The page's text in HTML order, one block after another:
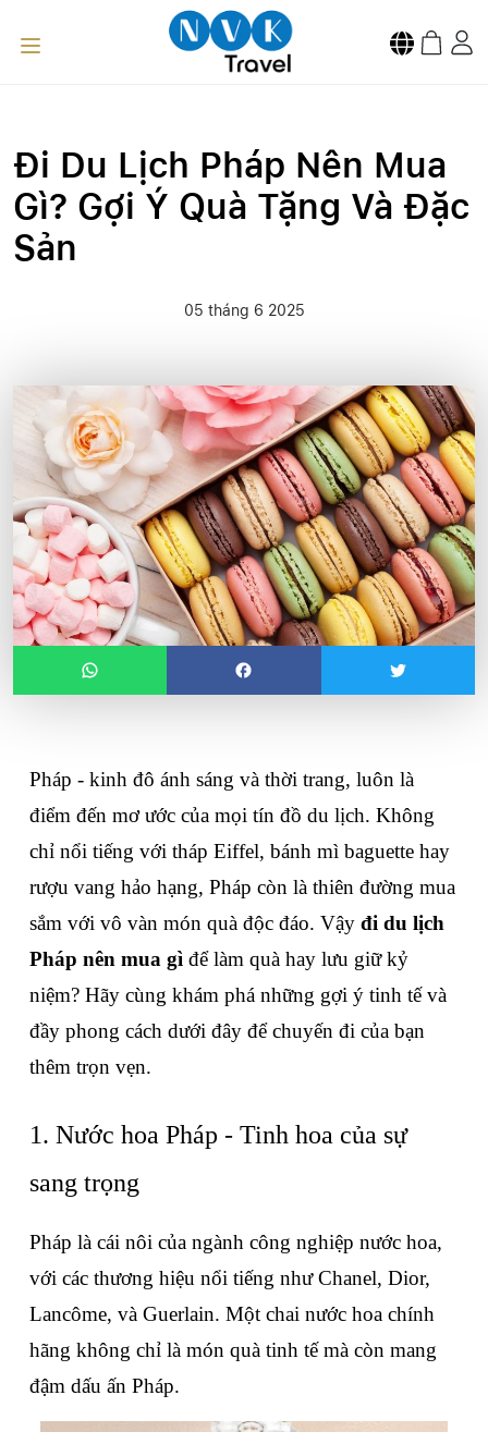
Đi Du Lịch Pháp Nên Mua
Gì? Gợi Ý Quà Tặng Và Đặc
Sản
05 tháng 6 2025
Pháp - kinh đô ánh sáng và thời trang, luôn là
điểm đến mơ ước của mọi tín đồ du lịch. Không
chỉ nổi tiếng với tháp Eiffel, bánh mì baguette hay
rượu vang hảo hạng, Pháp còn là thiên đường mua
sắm với vô vàn món quà độc đáo. Vậy đi du lịch
Pháp nên mua gì để làm quà hay lưu giữ kỷ
niệm? Hãy cùng khám phá những gợi ý tinh tế và
đầy phong cách dưới đây để chuyến đi của bạn
thêm trọn vẹn.
1. Nước hoa Pháp - Tinh hoa của sự
sang trọng
Pháp là cái nôi của ngành công nghiệp nước hoa,
với các thương hiệu nổi tiếng như Chanel, Dior,
Lancôme, và Guerlain. Một chai nước hoa chính
hãng không chỉ là món quà tinh tế mà còn mang
đậm dấu ấn Pháp.